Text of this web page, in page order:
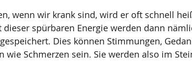
wenn wir krank sind, wird er oft schnell
spürbaren Energie werden dann
Dies können Stimmungen,
wie Schmerzen sein. Sie werden also im